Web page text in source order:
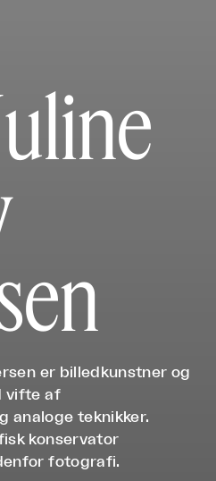
er billedkunstner og
vifte af
analoge teknikker.
konservator
fotografi.